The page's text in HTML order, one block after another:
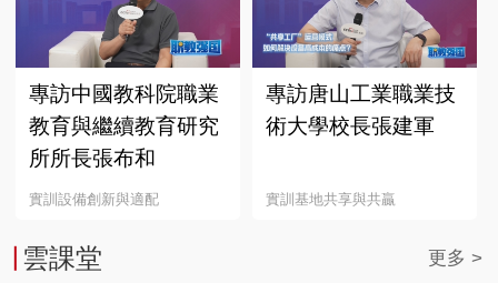
專訪中國教科院職業
教育與繼續教育研究
所所長張布和
實訓設備創新與適配
專訪唐山工業職業技
術大學校長張建軍
實訓基地共享與共贏
雲課堂 更多 >